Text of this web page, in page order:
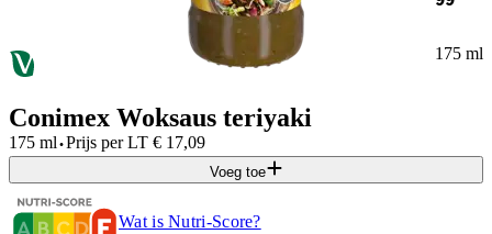
175 ml
Conimex Woksaus teriyaki
175 ml·Prijs per LT € 17,09
Voeg toe
Wat is Nutri-Score?